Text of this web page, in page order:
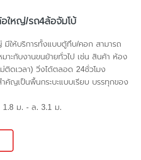
ใหญ่/รถ4ล้อจัมโบ้
ให้บริการทั้งแบบตู้ทึบ/คอก สามารถ
มาะกับงานขนย้ายทั่วไป เช่น สินค้า ห้อง
ติดเวลา) วิ่งได้ตลอด 24ชั่วโมง
ำคัญเป็นพื้นกระบะแบบเรียบ บรรทุกของ
ม. - ล. 3.1 ม.